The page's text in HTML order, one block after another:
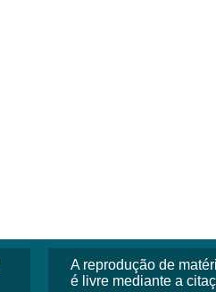
A reprodução de
é livre mediante a